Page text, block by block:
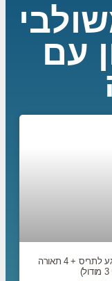
עם
מתג מגע לתריס + 4 תאורה